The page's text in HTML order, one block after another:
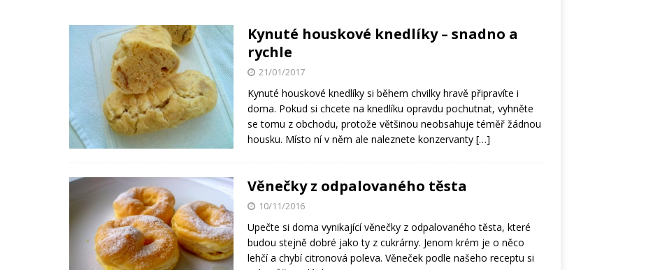
Kynuté houskové knedlíky – snadno a
rychle
21/01/2017
Kynuté houskové knedlíky si během chvilky hravě připravíte i
doma. Pokud si chcete na knedlíku opravdu pochutnat, vyhněte
se tomu z obchodu, protože většinou neobsahuje téměř žádnou
housku. Místo ní v něm ale naleznete konzervanty […]
Věnečky z odpalovaného těsta
10/11/2016
Upečte si doma vynikající věnečky z odpalovaného těsta, které
budou stejně dobré jako ty z cukrárny. Jenom krém je o něco
lehčí a chybí citronová poleva. Věneček podle našeho receptu si